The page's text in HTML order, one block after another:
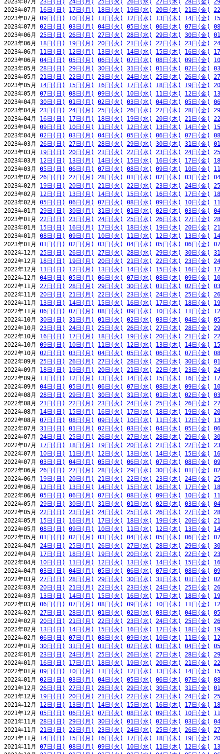
2023年07月 23日(日) 24日(月) 25日(火) 26日(水) 27日(木) 28日(金)
2023年07月 16日(日) 17日(月) 18日(火) 19日(水) 20日(木) 21日(金)
2023年07月 09日(日) 10日(月) 11日(火) 12日(水) 13日(木) 14日(金)
2023年07月 02日(日) 03日(月) 04日(火) 05日(水) 06日(木) 07日(金)
2023年06月 25日(日) 26日(月) 27日(火) 28日(水) 29日(木) 30日(金)
2023年06月 18日(日) 19日(月) 20日(火) 21日(水) 22日(木) 23日(金)
2023年06月 11日(日) 12日(月) 13日(火) 14日(水) 15日(木) 16日(金)
2023年06月 04日(日) 05日(月) 06日(火) 07日(水) 08日(木) 09日(金)
2023年05月 28日(日) 29日(月) 30日(火) 31日(水) 01日(木) 02日(金)
2023年05月 21日(日) 22日(月) 23日(火) 24日(水) 25日(木) 26日(金)
2023年05月 14日(日) 15日(月) 16日(火) 17日(水) 18日(木) 19日(金)
2023年05月 07日(日) 08日(月) 09日(火) 10日(水) 11日(木) 12日(金)
2023年04月 30日(日) 01日(月) 02日(火) 03日(水) 04日(木) 05日(金)
2023年04月 23日(日) 24日(月) 25日(火) 26日(水) 27日(木) 28日(金)
2023年04月 16日(日) 17日(月) 18日(火) 19日(水) 20日(木) 21日(金)
2023年04月 09日(日) 10日(月) 11日(火) 12日(水) 13日(木) 14日(金)
2023年04月 02日(日) 03日(月) 04日(火) 05日(水) 06日(木) 07日(金)
2023年03月 26日(日) 27日(月) 28日(火) 29日(水) 30日(木) 31日(金)
2023年03月 19日(日) 20日(月) 21日(火) 22日(水) 23日(木) 24日(金)
2023年03月 12日(日) 13日(月) 14日(火) 15日(水) 16日(木) 17日(金)
2023年03月 05日(日) 06日(月) 07日(火) 08日(水) 09日(木) 10日(金)
2023年02月 26日(日) 27日(月) 28日(火) 01日(水) 02日(木) 03日(金)
2023年02月 19日(日) 20日(月) 21日(火) 22日(水) 23日(木) 24日(金)
2023年02月 12日(日) 13日(月) 14日(火) 15日(水) 16日(木) 17日(金)
2023年02月 05日(日) 06日(月) 07日(火) 08日(水) 09日(木) 10日(金)
2023年01月 29日(日) 30日(月) 31日(火) 01日(水) 02日(木) 03日(金)
2023年01月 22日(日) 23日(月) 24日(火) 25日(水) 26日(木) 27日(金)
2023年01月 15日(日) 16日(月) 17日(火) 18日(水) 19日(木) 20日(金)
2023年01月 08日(日) 09日(月) 10日(火) 11日(水) 12日(木) 13日(金)
2023年01月 01日(日) 02日(月) 03日(火) 04日(水) 05日(木) 06日(金)
2022年12月 25日(日) 26日(月) 27日(火) 28日(水) 29日(木) 30日(金)
2022年12月 18日(日) 19日(月) 20日(火) 21日(水) 22日(木) 23日(金)
2022年12月 11日(日) 12日(月) 13日(火) 14日(水) 15日(木) 16日(金)
2022年12月 04日(日) 05日(月) 06日(火) 07日(水) 08日(木) 09日(金)
2022年11月 27日(日) 28日(月) 29日(火) 30日(水) 01日(木) 02日(金)
2022年11月 20日(日) 21日(月) 22日(火) 23日(水) 24日(木) 25日(金)
2022年11月 13日(日) 14日(月) 15日(火) 16日(水) 17日(木) 18日(金)
2022年11月 06日(日) 07日(月) 08日(火) 09日(水) 10日(木) 11日(金)
2022年10月 30日(日) 31日(月) 01日(火) 02日(水) 03日(木) 04日(金)
2022年10月 23日(日) 24日(月) 25日(火) 26日(水) 27日(木) 28日(金)
2022年10月 16日(日) 17日(月) 18日(火) 19日(水) 20日(木) 21日(金)
2022年10月 09日(日) 10日(月) 11日(火) 12日(水) 13日(木) 14日(金)
2022年10月 02日(日) 03日(月) 04日(火) 05日(水) 06日(木) 07日(金)
2022年09月 25日(日) 26日(月) 27日(火) 28日(水) 29日(木) 30日(金)
2022年09月 18日(日) 19日(月) 20日(火) 21日(水) 22日(木) 23日(金)
2022年09月 11日(日) 12日(月) 13日(火) 14日(水) 15日(木) 16日(金)
2022年09月 04日(日) 05日(月) 06日(火) 07日(水) 08日(木) 09日(金)
2022年08月 28日(日) 29日(月) 30日(火) 31日(水) 01日(木) 02日(金)
2022年08月 21日(日) 22日(月) 23日(火) 24日(水) 25日(木) 26日(金)
2022年08月 14日(日) 15日(月) 16日(火) 17日(水) 18日(木) 19日(金)
2022年08月 07日(日) 08日(月) 09日(火) 10日(水) 11日(木) 12日(金)
2022年07月 31日(日) 01日(月) 02日(火) 03日(水) 04日(木) 05日(金)
2022年07月 24日(日) 25日(月) 26日(火) 27日(水) 28日(木) 29日(金)
2022年07月 17日(日) 18日(月) 19日(火) 20日(水) 21日(木) 22日(金)
2022年07月 10日(日) 11日(月) 12日(火) 13日(水) 14日(木) 15日(金)
2022年07月 03日(日) 04日(月) 05日(火) 06日(水) 07日(木) 08日(金)
2022年06月 26日(日) 27日(月) 28日(火) 29日(水) 30日(木) 01日(金)
2022年06月 19日(日) 20日(月) 21日(火) 22日(水) 23日(木) 24日(金)
2022年06月 12日(日) 13日(月) 14日(火) 15日(水) 16日(木) 17日(金)
2022年06月 05日(日) 06日(月) 07日(火) 08日(水) 09日(木) 10日(金)
2022年05月 29日(日) 30日(月) 31日(火) 01日(水) 02日(木) 03日(金)
2022年05月 22日(日) 23日(月) 24日(火) 25日(水) 26日(木) 27日(金)
2022年05月 15日(日) 16日(月) 17日(火) 18日(水) 19日(木) 20日(金)
2022年05月 08日(日) 09日(月) 10日(火) 11日(水) 12日(木) 13日(金)
2022年05月 01日(日) 02日(月) 03日(火) 04日(水) 05日(木) 06日(金)
2022年04月 24日(日) 25日(月) 26日(火) 27日(水) 28日(木) 29日(金)
2022年04月 17日(日) 18日(月) 19日(火) 20日(水) 21日(木) 22日(金)
2022年04月 10日(日) 11日(月) 12日(火) 13日(水) 14日(木) 15日(金)
2022年04月 03日(日) 04日(月) 05日(火) 06日(水) 07日(木) 08日(金)
2022年03月 27日(日) 28日(月) 29日(火) 30日(水) 31日(木) 01日(金)
2022年03月 20日(日) 21日(月) 22日(火) 23日(水) 24日(木) 25日(金)
2022年03月 13日(日) 14日(月) 15日(火) 16日(水) 17日(木) 18日(金)
2022年03月 06日(日) 07日(月) 08日(火) 09日(水) 10日(木) 11日(金)
2022年02月 27日(日) 28日(月) 01日(火) 02日(水) 03日(木) 04日(金)
2022年02月 20日(日) 21日(月) 22日(火) 23日(水) 24日(木) 25日(金)
2022年02月 13日(日) 14日(月) 15日(火) 16日(水) 17日(木) 18日(金)
2022年02月 06日(日) 07日(月) 08日(火) 09日(水) 10日(木) 11日(金)
2022年01月 30日(日) 31日(月) 01日(火) 02日(水) 03日(木) 04日(金)
2022年01月 23日(日) 24日(月) 25日(火) 26日(水) 27日(木) 28日(金)
2022年01月 16日(日) 17日(月) 18日(火) 19日(水) 20日(木) 21日(金)
2022年01月 09日(日) 10日(月) 11日(火) 12日(水) 13日(木) 14日(金)
2022年01月 02日(日) 03日(月) 04日(火) 05日(水) 06日(木) 07日(金)
2021年12月 26日(日) 27日(月) 28日(火) 29日(水) 30日(木) 31日(金)
2021年12月 19日(日) 20日(月) 21日(火) 22日(水) 23日(木) 24日(金)
2021年12月 12日(日) 13日(月) 14日(火) 15日(水) 16日(木) 17日(金)
2021年12月 05日(日) 06日(月) 07日(火) 08日(水) 09日(木) 10日(金)
2021年11月 28日(日) 29日(月) 30日(火) 01日(水) 02日(木) 03日(金)
2021年11月 21日(日) 22日(月) 23日(火) 24日(水) 25日(木) 26日(金)
2021年11月 14日(日) 15日(月) 16日(火) 17日(水) 18日(木) 19日(金)
2021年11月 07日(日) 08日(月) 09日(火) 10日(水) 11日(木) 12日(金)